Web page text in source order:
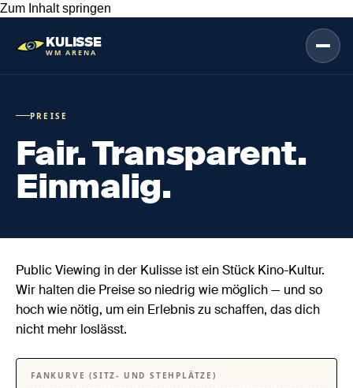
Zum Inhalt springen
KULISSE
WM ARENA
PREISE
Fair. Transparent.
Einmalig.
Public Viewing in der Kulisse ist ein Stück Kino-Kultur.
Wir halten die Preise so niedrig wie möglich — und so
hoch wie nötig, um ein Erlebnis zu schaffen, das dich
nicht mehr loslässt.
FANKURVE (SITZ- UND STEHPLÄTZE)